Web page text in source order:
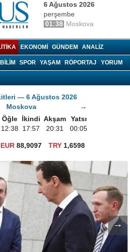
6 Ağustos 2026
perşembe
01:38 Moskova
EKONOMI GÜNDEM ANALIZ
BILIM SPOR YAŞAM RÖPORTAJ YORUM
— 6 Ağustos 2026
Moskova
→
Öğle İkindi Akşam
Yatsı
12:38 17:57 20:31 00:05
EUR 88,9097 TRY1,6598
→